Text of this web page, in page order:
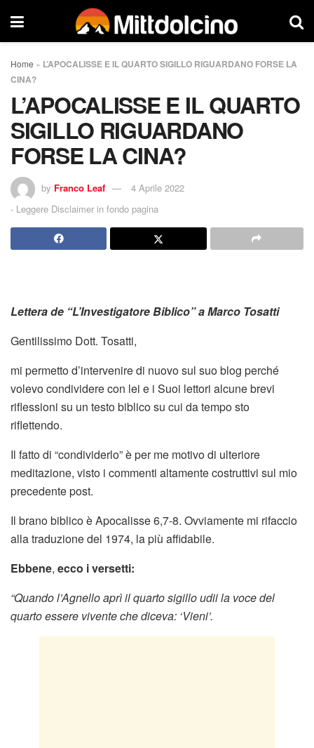
Home » L’APOCALISSE E IL QUARTO SIGILLO RIGUARDANO FORSE LA
CINA?
L’APOCALISSE E IL QUARTO
SIGILLO RIGUARDANO
FORSE LA CINA?
by Franco Leaf
4 Aprile 2022
- Leggere Disclaimer in fondo pagina
Lettera de “L’Investigatore Biblico” a Marco Tosatti
Gentilissimo Dott. Tosatti,
mi permetto d’intervenire di nuovo sul suo blog perché
volevo condividere con lei e i Suoi lettori alcune brevi
riflessioni su un testo biblico su cui da tempo sto
riflettendo.
Il fatto di “condividerlo” è per me motivo di ulteriore
meditazione, visto i commenti altamente costruttivi sul mio
precedente post.
Il brano biblico è Apocalisse 6,7-8. Ovviamente mi rifaccio
alla traduzione del 1974, la più affidabile.
Ebbene, ecco i versetti:
“Quando l’Agnello aprì il quarto sigillo udii la voce del
quarto essere vivente che diceva: ‘Vieni’.